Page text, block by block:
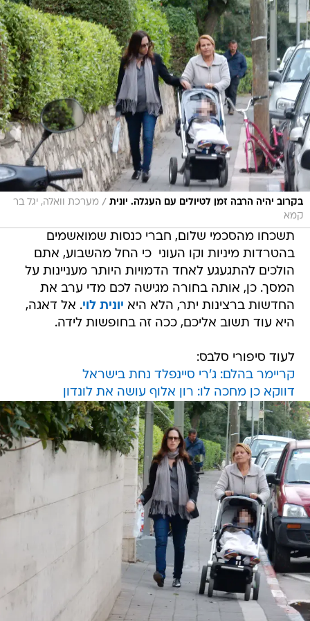
בקרוב יהיה הרבה זמן לטיולים עם העגלה. יונית / מערכת וואלה, יגל בר
קמא
תשכחו מהסכמי שלום, חברי כנסות שמואשמים
בהטרדות מיניות וקו העוני  כי החל מהשבוע, אתם
הולכים להתגעגע לאחד הדמויות היותר מעניינות על
המסך. כן, אותה בחורה מגישה לכם מדי ערב את
החדשות ברצינות יתר, הלא היא יונית לוי. אל דאגה,
היא עוד תשוב אליכם, ככה זה בחופשות לידה.
לעוד סיפורי סלבס:
קריימר בהלם: ג'רי סיינפלד נחת בישראל
דווקא כן מחכה לו: רון אלוף עושה את לונדון